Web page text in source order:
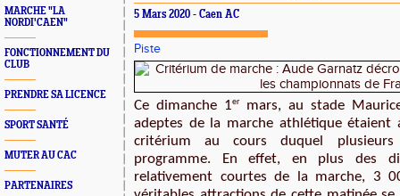
MARCHE "LA
NORDI'CAEN"
FONCTIONNEMENT DU
CLUB
PRENDRE SA LICENCE
SPORT SANTÉ
MUTER AU CAC
PARTENAIRES
5 Mars 2020 - Caen AC
Piste
Ce dimanche 1er mars, au stade
adeptes de la marche athlétique étaient
critérium au cours duquel
programme. En effet, en plus des
relativement courtes de la marche, 3